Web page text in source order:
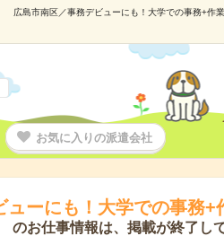
広島市南区／事務デビューにも！大学での事務+作
お気に入りの派遣会社
ューにも！大学での事務
のお仕事情報は、掲載が終了し